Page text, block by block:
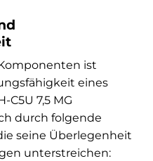
ist
eines
C5U 7,5 MG
durch folgende
seine Überlegenheit
unterstreichen: